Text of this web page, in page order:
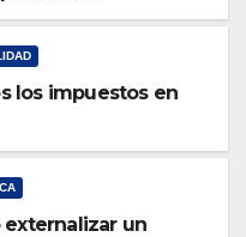
los impuestos en
externalizar un